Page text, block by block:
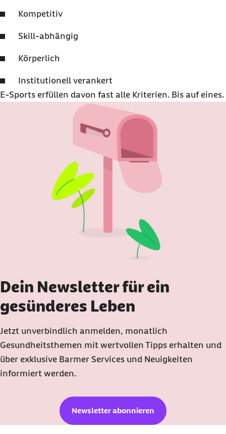
Kompetitiv
Skill-abhängig
Körperlich
Institutionell verankert
E-Sports erfüllen davon fast alle Kriterien. Bis auf eines.
Dein Newsletter für ein
gesünderes Leben
Jetzt unverbindlich anmelden, monatlich
Gesundheitsthemen mit wertvollen Tipps erhalten und
über exklusive Barmer Services und Neuigkeiten
informiert werden.
Newsletter abonnieren